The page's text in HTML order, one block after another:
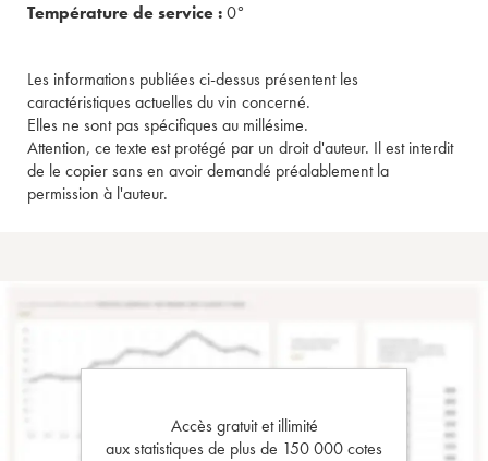
Température de service :0°
Les informations publiées ci-dessus présentent les
caractéristiques actuelles du vin concerné.
Elles ne sont pas spécifiques au millésime.
Attention, ce texte est protégé par un droit d'auteur. Il est interdit
de le copier sans en avoir demandé préalablement la
permission à l'auteur.
Accès gratuit et illimité
aux statistiques de plus de 150 000 cotes